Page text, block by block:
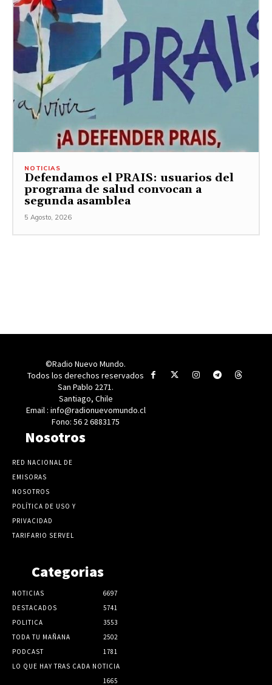
NOTICIAS
Defendamos el PRAIS: usuarios del
programa de salud convocan a
segunda asamblea
5 Agosto, 2026
©Radio Nuevo Mundo.
Todos los derechos reservados
San Pablo 2271.
Santiago, Chile
Email : info@radionuevomundo.cl
Fono: 56 2 6883175
Nosotros
RED NACIONAL DE
EMISORAS
NOSOTROS
POLÍTICA DE USO Y
PRIVACIDAD
TARIFARIO SERVEL
Categorias
NOTICIAS
6697
DESTACADOS
5741
POLITICA
3553
TODA TU MAÑANA
2502
PODCAST
1781
LO QUE HAY TRAS CADA NOTICIA
1665